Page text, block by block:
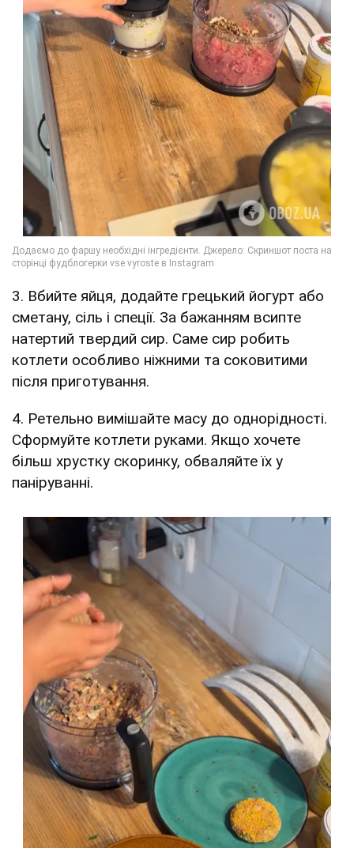
3. Вбийте яйця, додайте грецький йогурт або
сметану, сіль і спеції. За бажанням всипте
натертий твердий сир. Саме сир робить
котлети особливо ніжними та соковитими
після приготування.
4. Ретельно вимішайте масу до однорідності.
Сформуйте котлети руками. Якщо хочете
більш хрустку скоринку, обваляйте їх у
паніруванні.